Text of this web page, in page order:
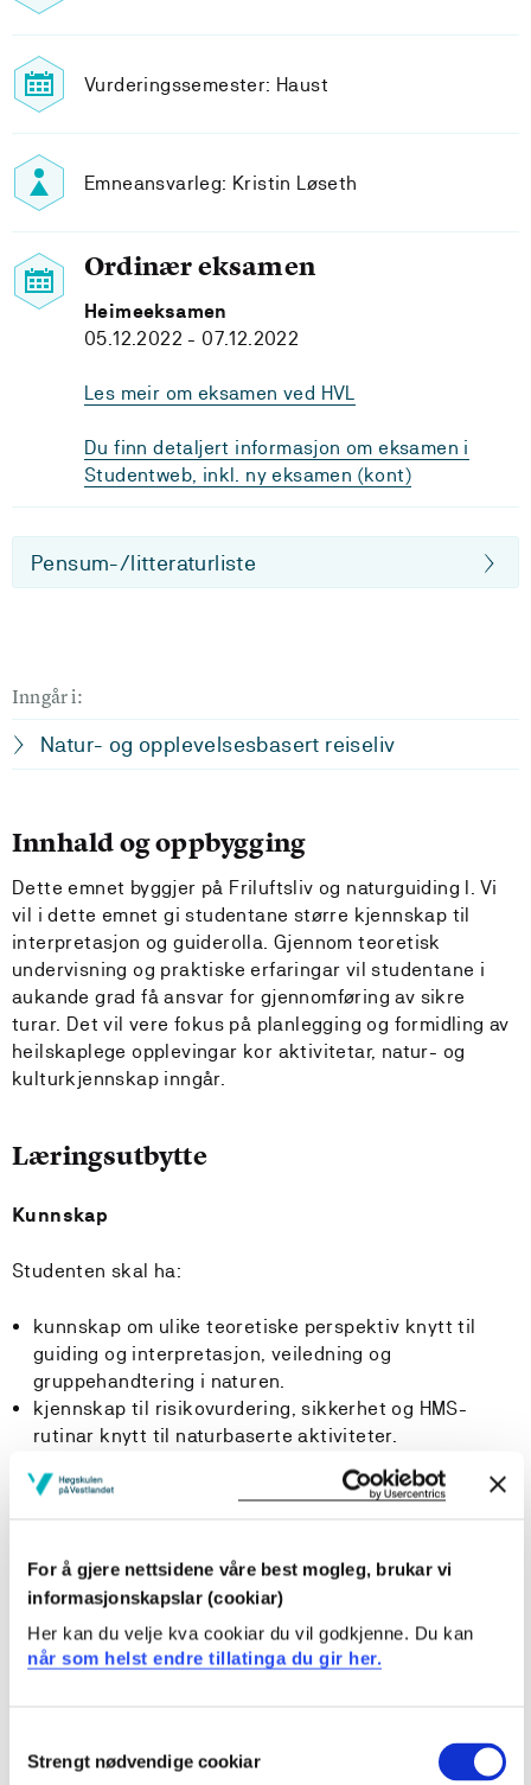
For å gjere nettsidene våre best mogleg, brukar vi
informasjonskapslar (cookiar)
Her kan du velje kva cookiar du vil godkjenne. Du kan
når som helst endre tillatinga du gir her.
Selection
Strengt nødvendige cookiar
Vurderingssemester: Haust
Emneansvarleg: Kristin Løseth
Ordinær eksamen
Heimeeksamen
05.12.2022 - 07.12.2022
Les meir om eksamen ved HVL
Du finn detaljert informasjon om eksamen i
Studentweb, inkl. ny eksamen (kont)
Pensum-/litteraturliste
Inngår i:
Natur- og opplevelsesbasert reiseliv
Innhald og oppbygging
Dette emnet byggjer på Friluftsliv og naturguiding I. Vi
vil i dette emnet gi studentane større kjennskap til
interpretasjon og guiderolla. Gjennom teoretisk
undervisning og praktiske erfaringar vil studentane i
aukande grad få ansvar for gjennomføring av sikre
turar. Det vil vere fokus på planlegging og formidling av
heilskaplege opplevingar kor aktivitetar, natur- og
kulturkjennskap inngår.
Læringsutbytte
Kunnskap
Studenten skal ha:
kunnskap om ulike teoretiske perspektiv knytt til
guiding og interpretasjon, veiledning og
gruppehandtering i naturen.
kjennskap til risikovurdering, sikkerhet og HMS-
rutinar knytt til naturbaserte aktiviteter.
Studenten har:
grunnleggande ferdigheiter innan friluftsliv i ulike
erfaring med å finne fram til og fleksibelt nytte lokal